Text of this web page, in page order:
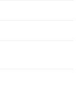
an oval profile
VS1). The